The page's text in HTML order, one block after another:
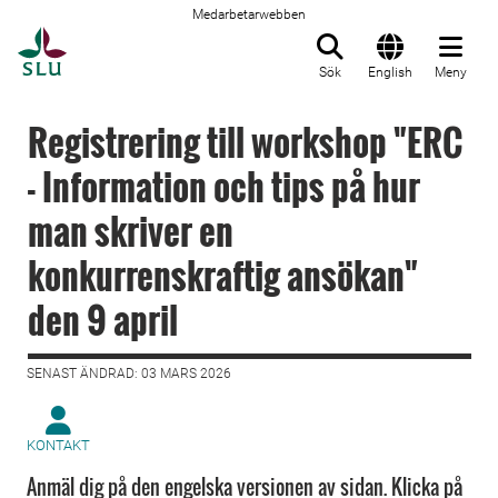
Medarbetarwebben
Sök English Meny
Registrering till workshop "ERC
- Information och tips på hur
man skriver en
konkurrenskraftig ansökan"
den 9 april
SENAST ÄNDRAD: 03 MARS 2026
KONTAKT
Anmäl dig på den engelska versionen av sidan. Klicka på